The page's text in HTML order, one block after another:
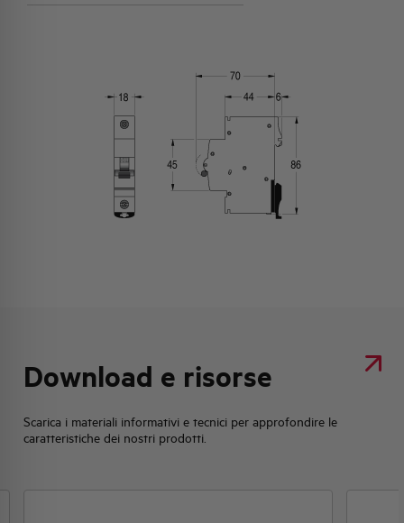
Download e risorse
Scarica i materiali informativi e tecnici per approfondire le
caratteristiche dei nostri prodotti.